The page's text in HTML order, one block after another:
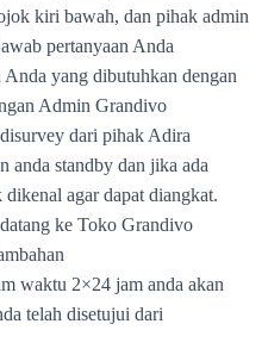
kiri bawah, dan pihak admin
pertanyaan Anda
yang dibutuhkan dengan
Admin Grandivo
dari pihak Adira
anda standby dan jika ada
agar dapat diangkat.
ke Toko Grandivo
waktu 2×24 jam anda akan
telah disetujui dari